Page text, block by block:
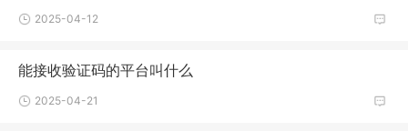
2025-04-12
能接收验证码的平台叫什么
2025-04-21